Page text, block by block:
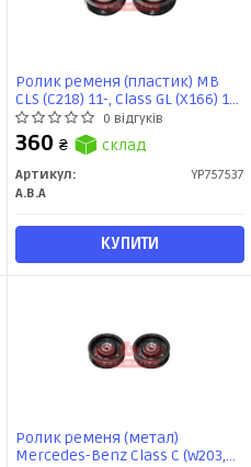
Ролик ременя (пластик) MB
CLS (C218) 11-, Class GL (X166) 12-
15, GLE (W166), Class GLK (X204)
12-15, Class E (W21 (YP757537)
A.B.A Automotive
0 відгуків
360 ₴ склад
Артикул:
YP757537
A.B.A
КУПИТИ
Ролик ременя (метал)
Mercedes-Benz Class C (W203,